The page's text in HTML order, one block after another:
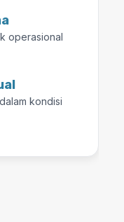
operasional
kondisi